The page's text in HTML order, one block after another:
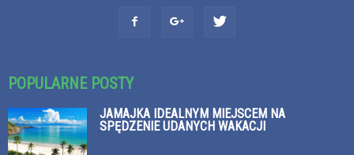
POPULARNE POSTY
JAMAJKA IDEALNYM MIEJSCEM NA
SPĘDZENIE UDANYCH WAKACJI